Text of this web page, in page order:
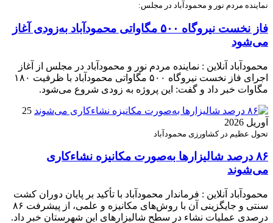
نماینده مردم نور و محمودآباد در مجلس:
فاز نخست نیروگاه ۵۰۰ مگاواتی محمودآباد به‌زودی آغاز
می‌شود
محمودآباد آنلاین : نماینده مردم نور و محمودآباد در مجلس از آغاز
اجرای فاز نخست نیروگاه ۵۰۰ مگاواتی محمودآباد با ظرفیت ۱۸۰
مگاوات خبر داد و گفت: این پروژه به زودی شروع می‌شود.
25
آوریل 2026
تحول عظیم در کشاورزی محمودآباد
۸۶ درصد شالیزارها به‌صورت مکانیزه نشاءکاری
می‌شوند
محمودآباد آنلاین : فرماندار محمودآباد با تأکید بر پایان دوران کشت
سنتی و جایگزینی آن با روش‌های مکانیزه و علمی، از پیشرفت ۸۶
درصدی عملیات نشاء در سطح شالیزارهای این شهرستان خبر داد.